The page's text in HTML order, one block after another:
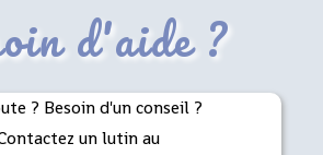
d'aide ?
? Besoin d'un conseil ?
un lutin au